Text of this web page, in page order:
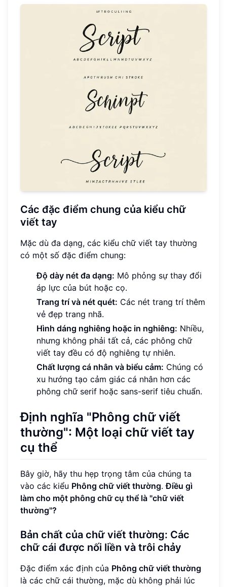
Các đặc điểm chung của kiểu chữ
viết tay
Mặc dù đa dạng, các kiểu chữ viết tay thường
có một số đặc điểm chung:
Độ dày nét đa dạng: Mô phỏng sự thay đổi
áp lực của bút hoặc cọ.
Trang trí và nét quét: Các nét trang trí thêm
vẻ đẹp trang nhã.
Hình dáng nghiêng hoặc in nghiêng: Nhiều,
nhưng không phải tất cả, các phông chữ
viết tay đều có độ nghiêng tự nhiên.
Chất lượng cá nhân và biểu cảm: Chúng có
xu hướng tạo cảm giác cá nhân hơn các
phông chữ serif hoặc sans-serif tiêu chuẩn.
Định nghĩa "Phông chữ viết
thường": Một loại chữ viết tay
cụ thể
Bây giờ, hãy thu hẹp trọng tâm của chúng ta
vào các kiểu Phông chữ viết thường.Điều gì
làm cho một phông chữ cụ thể là "chữ viết
thường"?
Bản chất của chữ viết thường: Các
chữ cái được nối liền và trôi chảy
Đặc điểm xác định của Phông chữ viết thường
là các chữ cái thường, mặc dù không phải lúc